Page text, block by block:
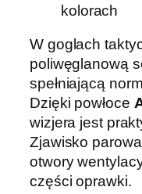
a
s
n
o
b
r
ą
z
kolorach
W goglach
poliwęglanową
spełniającą
Dzięki powłoce
wizjera jest
Zjawisko
otwory
części oprawki.